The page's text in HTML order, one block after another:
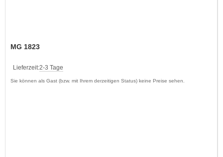
MG 1823
Lieferzeit:2-3 Tage
Sie können als Gast (bzw. mit Ihrem derzeitigen Status) keine Preise sehen.